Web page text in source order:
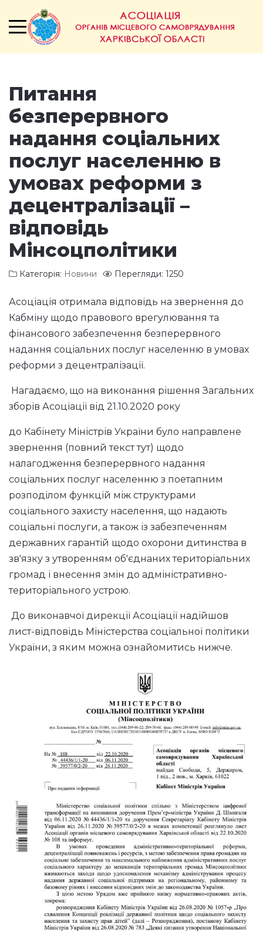
Питання
безперервного
надання соціальних
послуг населенню в
умовах реформи з
децентралізації –
відповідь
Мінсоцполітики
Категорія: Новини Перегляди: 1250
Асоціація отримала відповідь на звернення до
Кабміну щодо правового врегулювання та
фінансового забезпечення безперервного
надання соціальних послуг населенню в умовах
реформи з децентралізації.
Нагадаємо, що на виконання рішення Загальних
зборів Асоціації від 21.10.2020 року
до Кабінету Міністрів України було направлене
звернення (повний текст тут) щодо
налагодження безперервного надання
соціальних послуг населенню з поетапним
розподілом функцій між структурами
соціального захисту населення, що надають
соціальні послуги, а також із забезпеченням
державних гарантій щодо охорони дитинства в
зв'язку з утворенням об'єднаних територіальних
громад і внесення змін до адміністративно-
територіального устрою.
До виконавчої дирекції Асоціації надійшов
лист-відповідь Міністерства соціальної політики
України, з яким можна ознайомитись нижче.